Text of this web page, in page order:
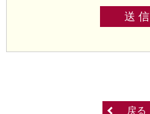
送 信
戻る